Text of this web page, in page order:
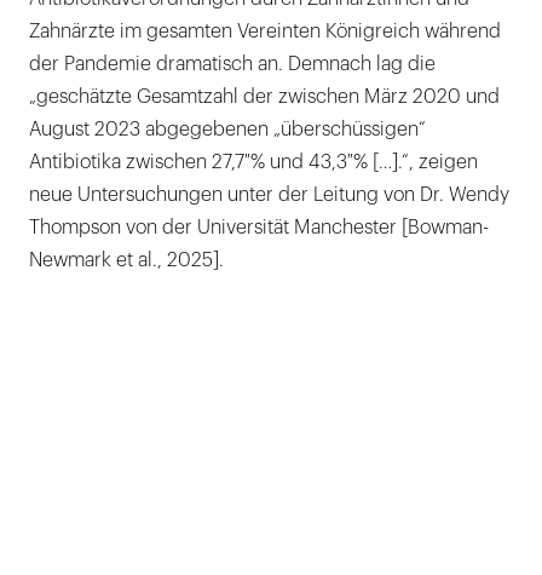
Zahnärzte im gesamten Vereinten Königreich während
der Pandemie dramatisch an. Demnach lag die
„geschätzte Gesamtzahl der zwischen März 2020 und
August 2023 abgegebenen „überschüssigen“
Antibiotika zwischen 27,7 % und 43,3 % […].“, zeigen
neue Untersuchungen unter der Leitung von Dr. Wendy
Thompson von der Universität Manchester [Bowman-
Newmark et al., 2025].